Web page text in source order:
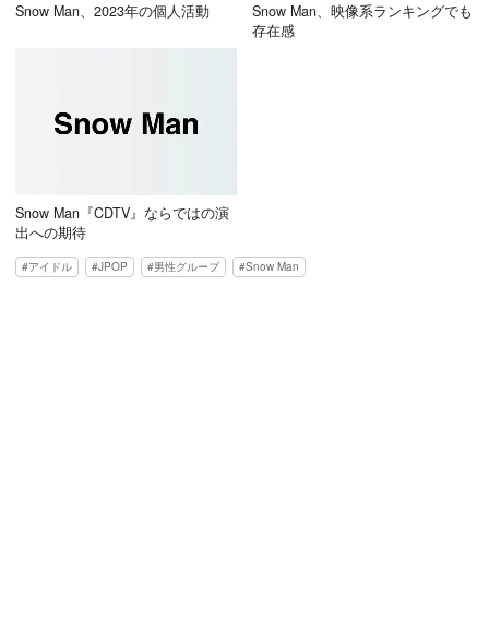
Snow Man、2023年の個人活動
Snow Man、映像系ランキングでも
存在感
Snow Man『CDTV』ならではの演
出への期待
アイドル JPOP 男性グループ Snow Man